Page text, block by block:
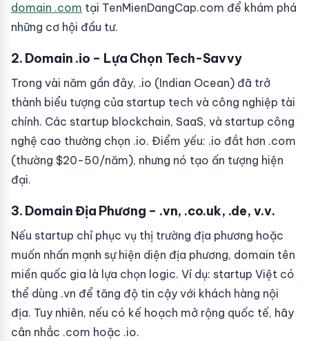
domain .com tại TenMienDangCap.com để khám phá
những cơ hội đầu tư.
2. Domain .io – Lựa Chọn Tech-Savvy
Trong vài năm gần đây, .io (Indian Ocean) đã trở
thành biểu tượng của startup tech và công nghiệp tài
chính. Các startup blockchain, SaaS, và startup công
nghệ cao thường chọn .io. Điểm yếu: .io đắt hơn .com
(thường $20-50/năm), nhưng nó tạo ấn tượng hiện
đại.
3. Domain Địa Phương – .vn, .co.uk, .de, v.v.
Nếu startup chỉ phục vụ thị trường địa phương hoặc
muốn nhấn mạnh sự hiện diện địa phương, domain tên
miền quốc gia là lựa chọn logic. Ví dụ: startup Việt có
thể dùng .vn để tăng độ tin cậy với khách hàng nội
địa. Tuy nhiên, nếu có kế hoạch mở rộng quốc tế, hãy
cân nhắc .com hoặc .io.